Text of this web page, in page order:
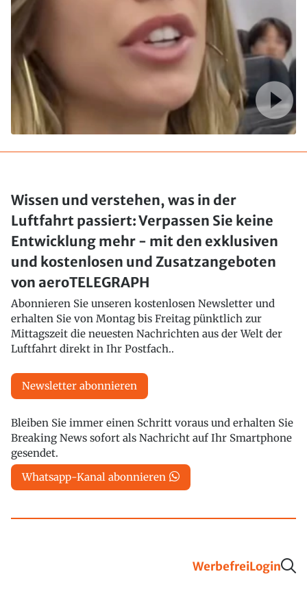
Wissen und verstehen, was in der
Luftfahrt passiert: Verpassen Sie keine
Entwicklung mehr - mit den exklusiven
und kostenlosen und Zusatzangeboten
von aeroTELEGRAPH
Abonnieren Sie unseren kostenlosen Newsletter und
erhalten Sie von Montag bis Freitag pünktlich zur
Mittagszeit die neuesten Nachrichten aus der Welt der
Luftfahrt direkt in Ihr Postfach..
Newsletter abonnieren
Bleiben Sie immer einen Schritt voraus und erhalten Sie
Breaking News sofort als Nachricht auf Ihr Smartphone
gesendet.
Whatsapp-Kanal abonnieren
WerbefreiLogin